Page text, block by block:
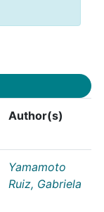
Author(s)
Yamamoto
Ruiz, Gabriela